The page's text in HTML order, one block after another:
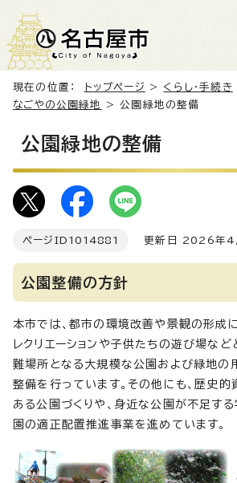
現在の位置： トップページ > くらし・手続き
なごやの公園緑地
> 公園緑地の整備
公園緑地の整備
ページID 1014881 更新日 2026年4
公園整備の方針
本市では、都市の環境改善や景観の形成に
レクリエーションや子供たちの遊び場など
難場所となる大規模な公園および緑地の
整備を行っています。その他にも、歴史
ある公園づくりや、身近な公園が不足す
園の適正配置推進事業を進めています。